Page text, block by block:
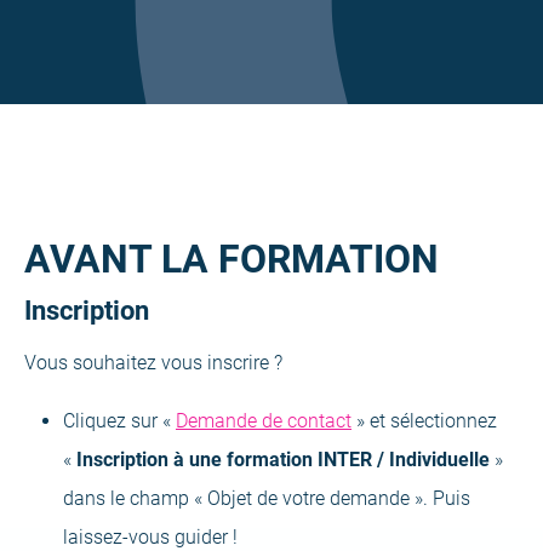
AVANT LA FORMATION
Inscription
Vous souhaitez vous inscrire ?
Cliquez sur « Demande de contact » et sélectionnez
« Inscription à une formation INTER / Individuelle »
dans le champ « Objet de votre demande ». Puis
laissez-vous guider !